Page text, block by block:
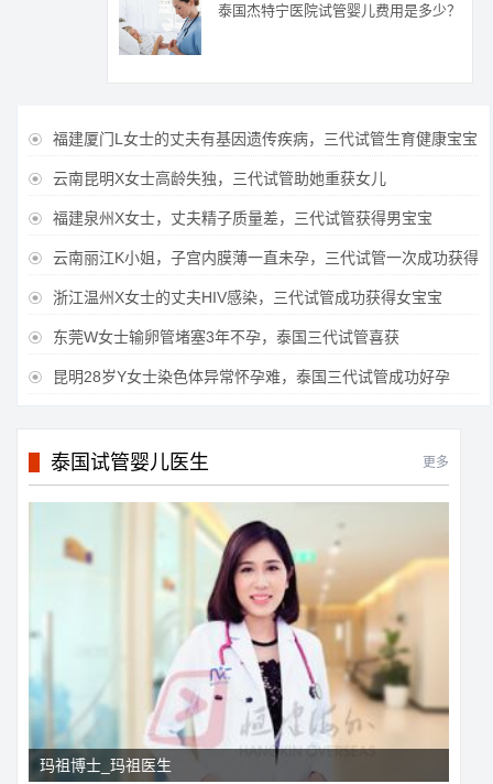
泰国杰特宁医院试管婴儿费用是多少？
 福建厦门L女士的丈夫有基因遗传疾病，三代试管生育健康宝宝
 云南昆明X女士高龄失独，三代试管助她重获女儿
 福建泉州X女士，丈夫精子质量差，三代试管获得男宝宝
 云南丽江K小姐，子宫内膜薄一直未孕，三代试管一次成功获得
 浙江温州X女士的丈夫HIV感染，三代试管成功获得女宝宝
 东莞W女士输卵管堵塞3年不孕，泰国三代试管喜获
 昆明28岁Y女士染色体异常怀孕难，泰国三代试管成功好孕
泰国试管婴儿医生 更多
玛祖博士_玛祖医生